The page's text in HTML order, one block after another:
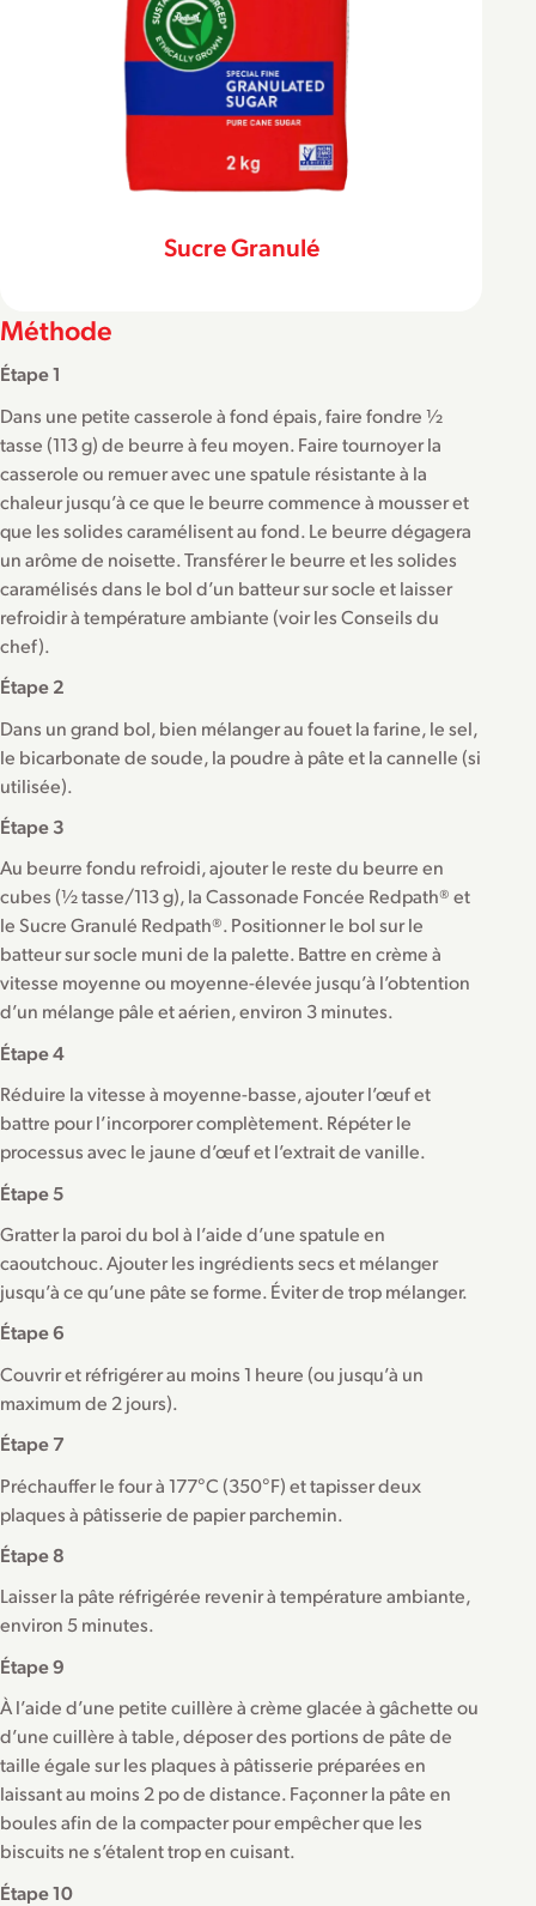
Sucre Granulé
Méthode
Étape 1
Dans une petite casserole à fond épais, faire fondre ½
tasse (113 g) de beurre à feu moyen. Faire tournoyer la
casserole ou remuer avec une spatule résistante à la
chaleur jusqu’à ce que le beurre commence à mousser et
que les solides caramélisent au fond. Le beurre dégagera
un arôme de noisette. Transférer le beurre et les solides
caramélisés dans le bol d’un batteur sur socle et laisser
refroidir à température ambiante (voir les Conseils du
chef).
Étape 2
Dans un grand bol, bien mélanger au fouet la farine, le sel,
le bicarbonate de soude, la poudre à pâte et la cannelle (si
utilisée).
Étape 3
Au beurre fondu refroidi, ajouter le reste du beurre en
cubes (½ tasse/113 g), la Cassonade Foncée Redpath® et
le Sucre Granulé Redpath®. Positionner le bol sur le
batteur sur socle muni de la palette. Battre en crème à
vitesse moyenne ou moyenne-élevée jusqu’à l’obtention
d’un mélange pâle et aérien, environ 3 minutes.
Étape 4
Réduire la vitesse à moyenne-basse, ajouter l’œuf et
battre pour l’incorporer complètement. Répéter le
processus avec le jaune d’œuf et l’extrait de vanille.
Étape 5
Gratter la paroi du bol à l’aide d’une spatule en
caoutchouc. Ajouter les ingrédients secs et mélanger
jusqu’à ce qu’une pâte se forme. Éviter de trop mélanger.
Étape 6
Couvrir et réfrigérer au moins 1 heure (ou jusqu’à un
maximum de 2 jours).
Étape 7
Préchauffer le four à 177°C (350°F) et tapisser deux
plaques à pâtisserie de papier parchemin.
Étape 8
Laisser la pâte réfrigérée revenir à température ambiante,
environ 5 minutes.
Étape 9
À l’aide d’une petite cuillère à crème glacée à gâchette ou
d’une cuillère à table, déposer des portions de pâte de
taille égale sur les plaques à pâtisserie préparées en
laissant au moins 2 po de distance. Façonner la pâte en
boules afin de la compacter pour empêcher que les
biscuits ne s’étalent trop en cuisant.
Étape 10